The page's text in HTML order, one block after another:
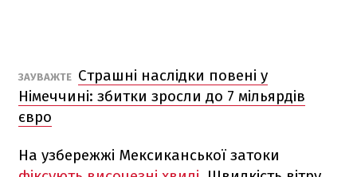
ЗАУВАЖТЕ Страшні наслідки повені у
Німеччині: збитки зросли до 7 мільярдів
євро
На узбережжі Мексиканської затоки